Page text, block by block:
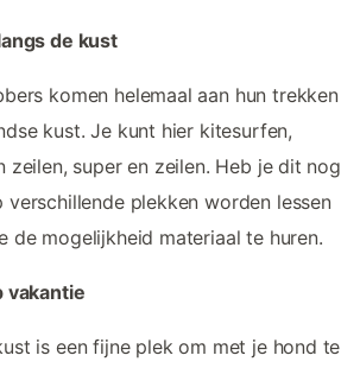
de kust
komen helemaal aan hun trekken
kust. Je kunt hier kitesurfen,
zeilen, super en zeilen. Heb je dit nog
verschillende plekken worden lessen
de mogelijkheid materiaal te huren.
vakantie
is een fijne plek om met je hond te